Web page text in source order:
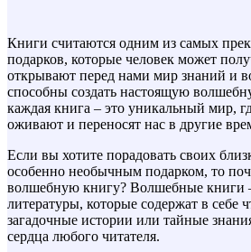
Книги считаются одним из самых
подарков, которые человек может
открывают перед нами мир знаний и
способны создать настоящую
каждая книга – это уникальный мир,
оживают и переносят нас в другие
Если вы хотите порадовать своих
особенно необычным подарком, то
волшебную книгу? Волшебные книги
литературы, которые содержат в себе
загадочные истории или тайные
сердца любого читателя.